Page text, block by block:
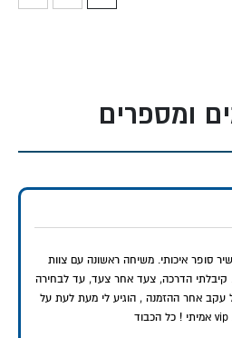
ומספרים
סופר איכותי. משיחה ראשונה עם צוות
קיבלתי הדרכה, צעד אחר צעד, עד לבחירה
עקב אחר ההזמנה , הוגיע לי מעת לעת על